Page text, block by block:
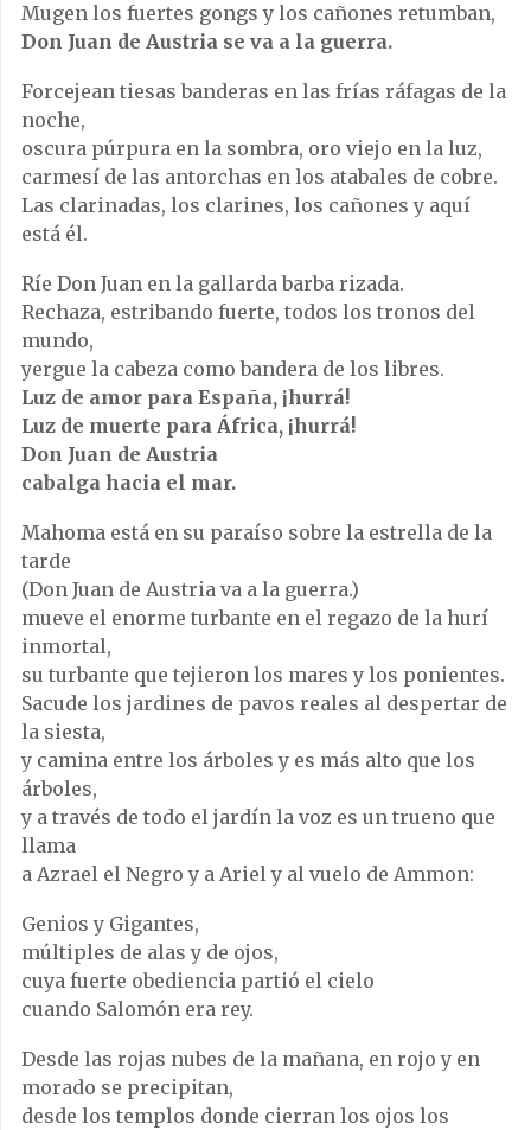
Mugen los fuertes gongs y los cañones retumban,
Don Juan de Austria se va a la guerra.
Forcejean tiesas banderas en las frías ráfagas de la
noche,
oscura púrpura en la sombra, oro viejo en la luz,
carmesí de las antorchas en los atabales de cobre.
Las clarinadas, los clarines, los cañones y aquí
está él.
Ríe Don Juan en la gallarda barba rizada.
Rechaza, estribando fuerte, todos los tronos del
mundo,
yergue la cabeza como bandera de los libres.
Luz de amor para España, ¡hurrá!
Luz de muerte para África, ¡hurrá!
Don Juan de Austria
cabalga hacia el mar.
Mahoma está en su paraíso sobre la estrella de la
tarde
(Don Juan de Austria va a la guerra.)
mueve el enorme turbante en el regazo de la hurí
inmortal,
su turbante que tejieron los mares y los ponientes.
Sacude los jardines de pavos reales al despertar de
la siesta,
y camina entre los árboles y es más alto que los
árboles,
y a través de todo el jardín la voz es un trueno que
llama
a Azrael el Negro y a Ariel y al vuelo de Ammon:
Genios y Gigantes,
múltiples de alas y de ojos,
cuya fuerte obediencia partió el cielo
cuando Salomón era rey.
Desde las rojas nubes de la mañana, en rojo y en
morado se precipitan,
desde los templos donde cierran los ojos los